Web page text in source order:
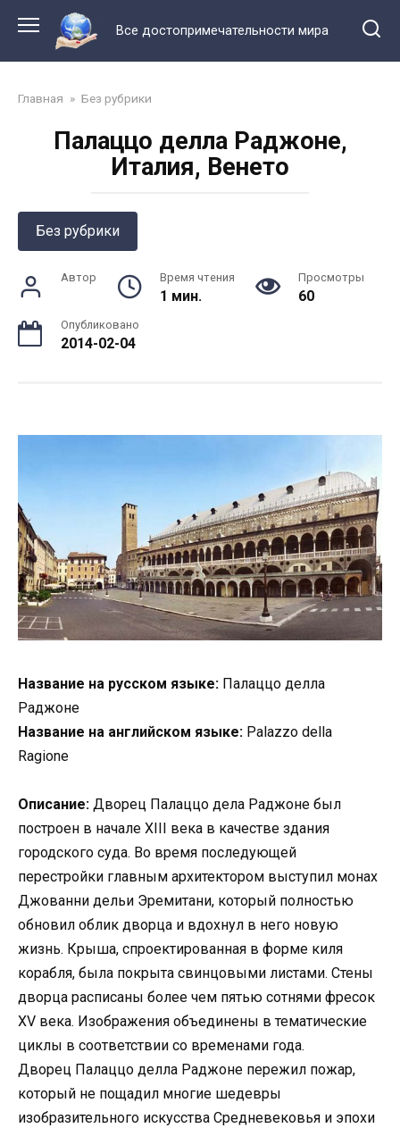
контенту
Все достопримечательности мира
Главная » Без рубрики
Палаццо делла Раджоне,
Италия, Венето
Без рубрики
Автор Время чтения
1 мин.
Просмотры
60
Опубликовано
2014-02-04
Название на русском языке: Палаццо делла
Раджоне
Название на английском языке: Palazzo della
Ragione
Описание: Дворец Палаццо дела Раджоне был
построен в начале XIII века в качестве здания
городского суда. Во время последующей
перестройки главным архитектором выступил монах
Джованни дельи Эремитани, который полностью
обновил облик дворца и вдохнул в него новую
жизнь. Крыша, спроектированная в форме киля
корабля, была покрыта свинцовыми листами. Стены
дворца расписаны более чем пятью сотнями фресок
XV века. Изображения объединены в тематические
циклы в соответствии со временами года.
Дворец Палаццо делла Раджоне пережил пожар,
который не пощадил многие шедевры
изобразительного искусства Средневековья и эпохи